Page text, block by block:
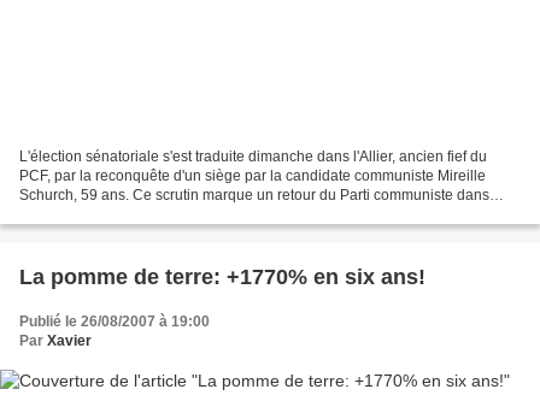
L'élection sénatoriale s'est traduite dimanche dans l'Allier, ancien fief du
PCF, par la reconquête d'un siège par la candidate communiste Mireille
Schurch, 59 ans. Ce scrutin marque un retour du Parti communiste dans
La pomme de terre: +1770% en six ans!
Publié le 26/08/2007 à 19:00
Par Xavier